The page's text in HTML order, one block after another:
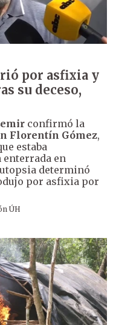
por asfixia y
su deceso,
confirmó la
Florentín Gómez,
estaba
enterrada en
determinó
por asfixia por
ÚH